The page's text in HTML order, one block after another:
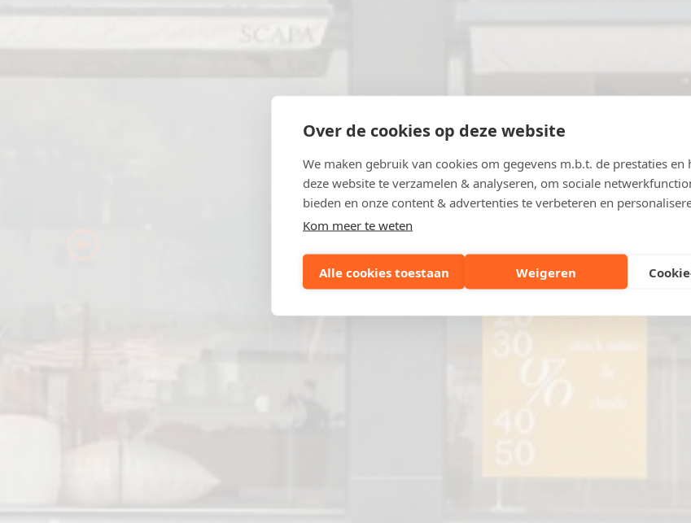
Over de cookies op deze website
We maken gebruik van cookies om gegevens m.b.t. de prestaties en
deze website te verzamelen & analyseren, om sociale
bieden en onze content & advertenties te verbeteren en
Kom meer te weten
Alle cookies toestaan Weigeren